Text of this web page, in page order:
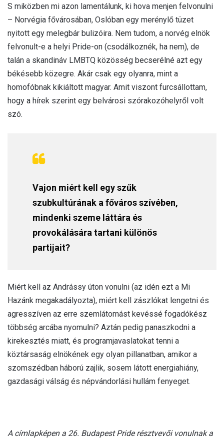
S miközben mi azon lamentálunk, ki hova menjen felvonulni
– Norvégia fővárosában, Oslóban egy merénylő tüzet
nyitott egy melegbár bulizóira. Nem tudom, a norvég elnök
felvonult-e a helyi Pride-on (csodálkoznék, ha nem), de
talán a skandináv LMBTQ közösség becserélné azt egy
békésebb közegre. Akár csak egy olyanra, mint a
homofóbnak kikiáltott magyar. Amit viszont furcsállottam,
hogy a hírek szerint egy belvárosi szórakozóhelyről volt
szó.
Vajon miért kell egy szűk
szubkultúrának a főváros szívében,
mindenki szeme láttára és
provokálására tartani különös
partijait?
Miért kell az Andrássy úton vonulni (az idén ezt a Mi
Hazánk megakadályozta), miért kell zászlókat lengetni és
agresszíven az erre szemlátomást kevéssé fogadókész
többség arcába nyomulni? Aztán pedig panaszkodni a
kirekesztés miatt, és programjavaslatokat tenni a
köztársaság elnökének egy olyan pillanatban, amikor a
szomszédban háború zajlik, sosem látott energiahiány,
gazdasági válság és népvándorlási hullám fenyeget.
A címlapképen a 26. Budapest Pride résztvevői vonulnak a